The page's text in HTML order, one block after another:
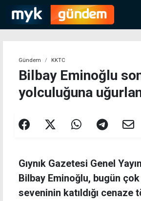
Gündem KKTC
Bilbay Eminoğlu
yolculuğuna
Gıynık Gazetesi Genel
Bilbay Eminoğlu, bugün çok
seveninin katıldığı cenaze